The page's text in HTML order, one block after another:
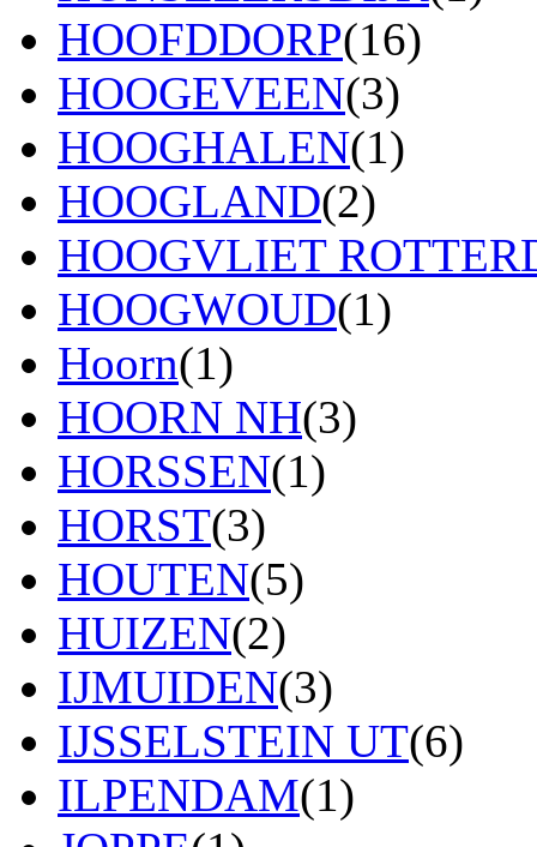
HOOFDDORP(16)
HOOGEVEEN(3)
HOOGHALEN(1)
HOOGLAND(2)
HOOGVLIET
HOOGWOUD(1)
Hoorn(1)
HOORN NH(3)
HORSSEN(1)
HORST(3)
HOUTEN(5)
HUIZEN(2)
IJMUIDEN(3)
IJSSELSTEIN UT(6)
ILPENDAM(1)